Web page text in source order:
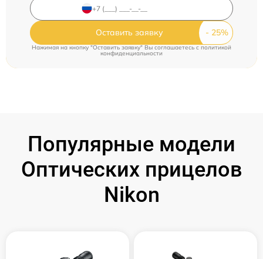
Оставить заявку
Нажимая на кнопку "Оставить заявку" Вы соглашаетесь c политикой
конфиденциальности
Популярные модели
Оптических прицелов
Nikon